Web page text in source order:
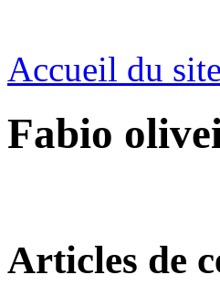
Accueil du site
Fabio
Articles de